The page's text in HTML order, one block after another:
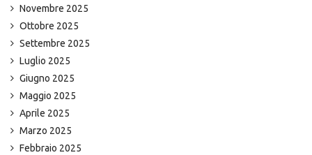
Novembre 2025
Ottobre 2025
Settembre 2025
Luglio 2025
Giugno 2025
Maggio 2025
Aprile 2025
Marzo 2025
Febbraio 2025